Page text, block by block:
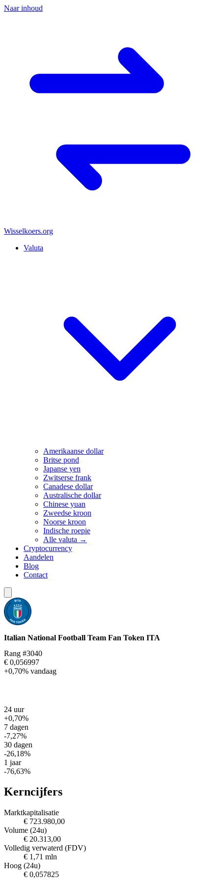
Naar inhoud
Wisselkoers.org
Valuta
Amerikaanse dollar
Britse pond
Japanse yen
Zwitserse frank
Canadese dollar
Australische dollar
Chinese yuan
Zweedse kroon
Noorse kroon
Indische roepie
Alle valuta →
Cryptocurrency
Aandelen
Blog
Contact
Italian National Football Team Fan Token ITA
Rang #3040
€ 0,056997
+0,70% vandaag
24 uur
+0,70%
7 dagen
-7,27%
30 dagen
-26,18%
1 jaar
-76,63%
Kerncijfers
Marktkapitalisatie
€ 723.980,00
Volume (24u)
€ 20.313,00
Volledig verwaterd (FDV)
€ 1,71 mln
Hoog (24u)
€ 0,057825